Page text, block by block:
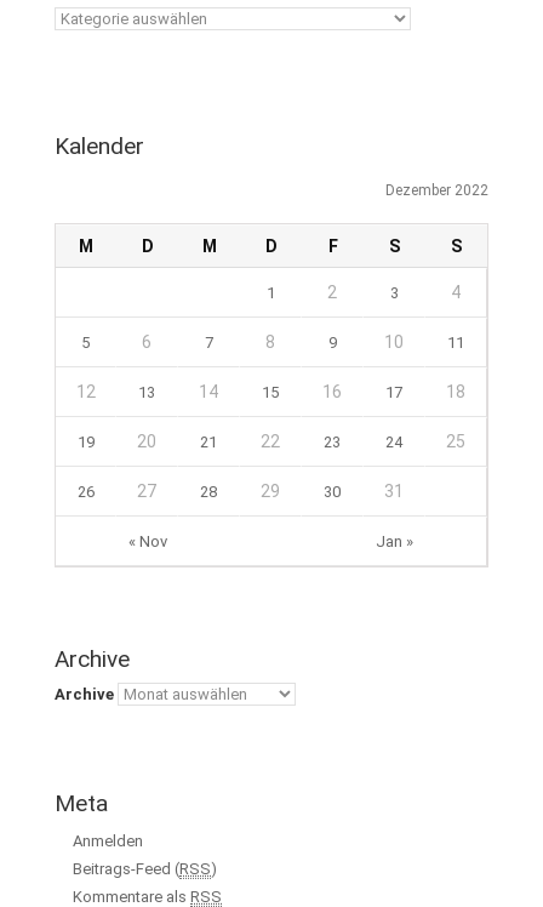
Kalender
Dezember 2022
M D M D F S S
« Nov Jan »
1 2 3 4
5 6 7 8 9 10 11
12 13 14 15 16 17 18
19 20 21 22 23 24 25
26 27 28 29 30 31
Archive
Archive
Meta
Anmelden
Beitrags-Feed (RSS)
Kommentare als RSS